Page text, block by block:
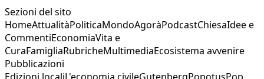
Sezioni del sito
HomeAttualitàPoliticaMondoAgoràPodcastChiesaIdee e
CommentiEconomiaVita e
CuraFamigliaRubricheMultimediaEcosistema avvenire
Pubblicazioni